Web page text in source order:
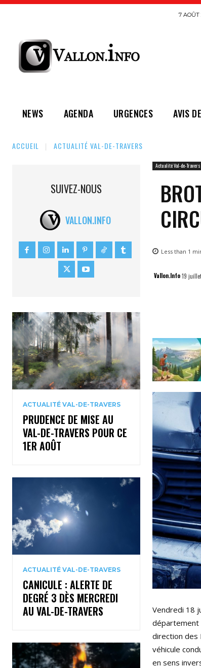
7 AOÛT
NEWS AGENDA URGENCES AVIS
ACCUEIL ACTUALITÉ VAL-DE-TRAVERS
SUIVEZ-NOUS
VALLON.INFO
ACTUALITÉ VAL-DE-TRAVERS
PRUDENCE DE MISE AU
VAL-DE-TRAVERS POUR CE
1ER AOÛT
ACTUALITÉ VAL-DE-TRAVERS
CANICULE : ALERTE DE
DEGRÉ 3 DÈS MERCREDI
AU VAL-DE-TRAVERS
Actualité Val-de-Travers
Less than 1
Vallon.Info19
Vendredi 18
département
direction des
véhicule
en sens